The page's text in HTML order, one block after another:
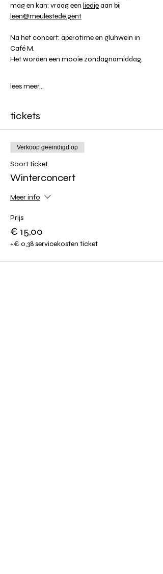
mag en kan: vraag een liedje aan bij
leen@meulestede.gent
Na het concert: aperotime en gluhwein in
Café M.
Het worden een mooie zondagnamiddag.
lees meer...
tickets
Verkoop geëindigd op
Soort ticket
Winterconcert
Meer info
Prijs
€ 15,00
+€ 0,38 servicekosten ticket